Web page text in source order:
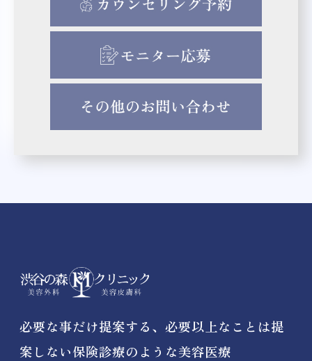
必要な事だけ提案する、必要以上なことは提
案しない保険診療のような美容医療